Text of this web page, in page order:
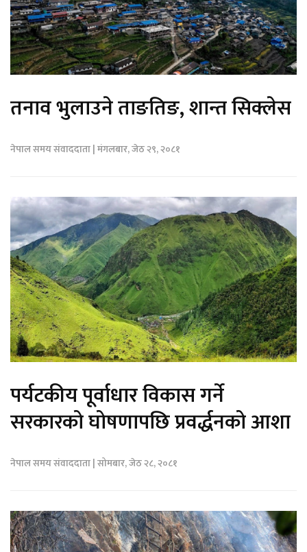
तनाव भुलाउने ताङतिङ, शान्त सिक्लेस
नेपाल समय संवाददाता | मंगलबार, जेठ २९, २०८१
पर्यटकीय पूर्वाधार विकास गर्ने
सरकारको घोषणापछि प्रवर्द्धनको आशा
नेपाल समय संवाददाता | सोमबार, जेठ २८, २०८१